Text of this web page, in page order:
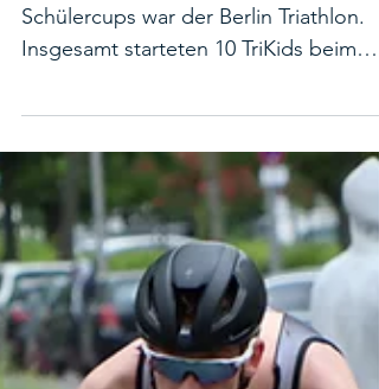
Die nächste Station des Berliner